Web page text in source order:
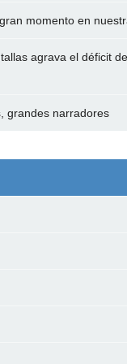
momento en
agrava el déficit
grandes narradores